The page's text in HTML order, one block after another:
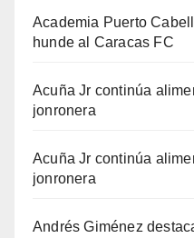
Academia Puerto
hunde al Caracas FC
Acuña Jr continúa
jonronera
Acuña Jr continúa
jonronera
Andrés Giménez